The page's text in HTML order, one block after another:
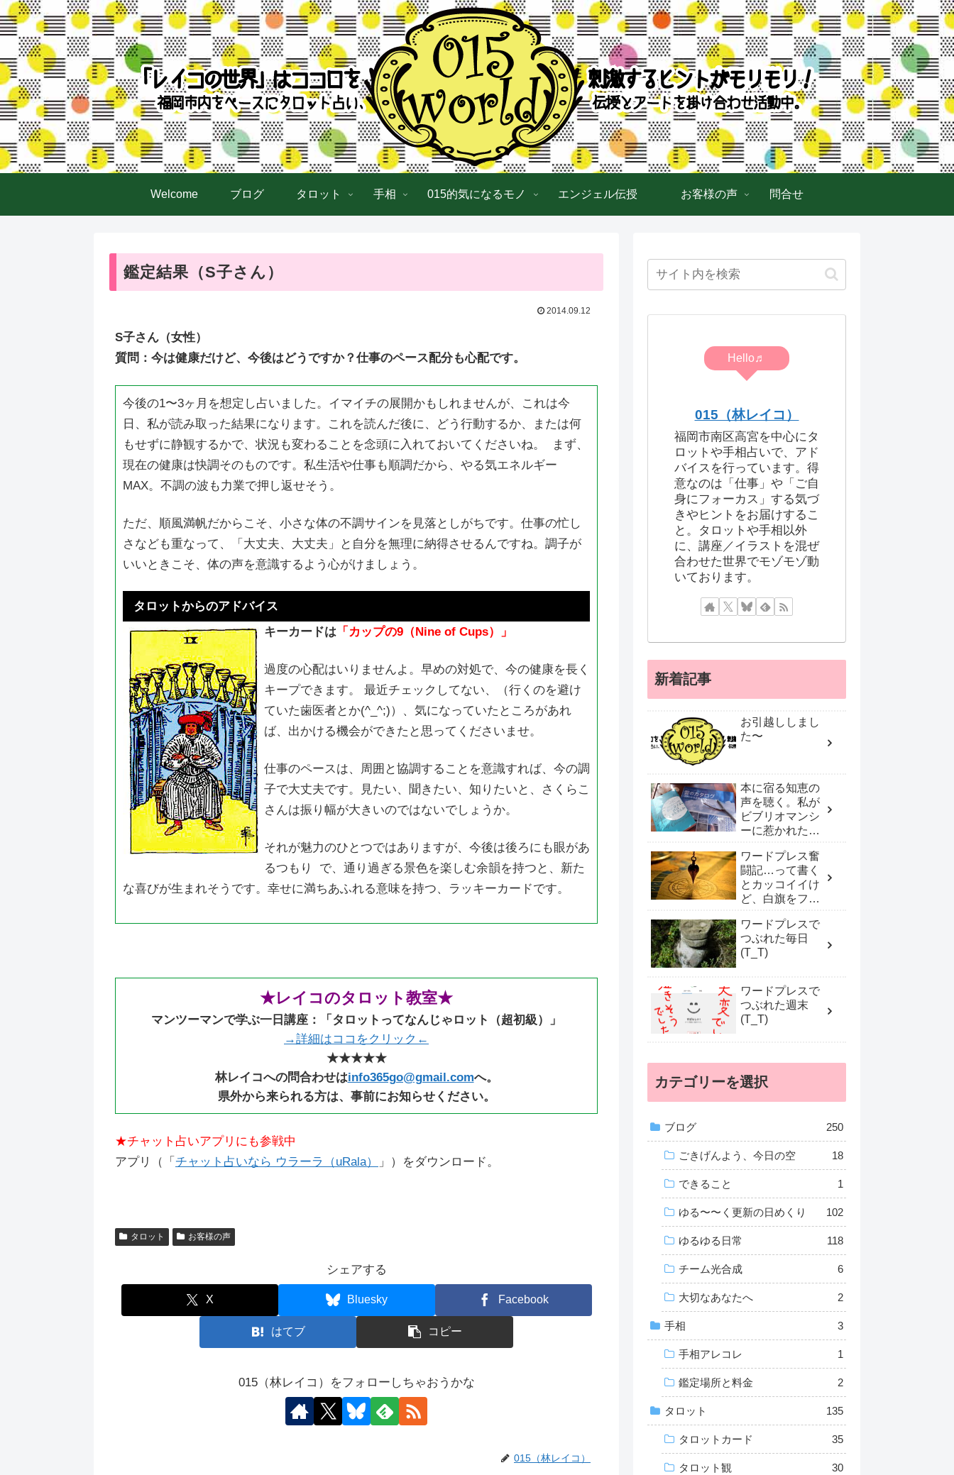
Welcome ブログ タロット 手相 015的気になるモノ エンジェル伝授 お客様の声 問合せ
鑑定結果（S子さん）
2014.09.12
S子さん（女性）
質問：今は健康だけど、今後はどうですか？仕事のペース配分も心配です。
今後の1〜3ヶ月を想定し占いました。イマイチの展開かもしれませんが、これは今
日、私が読み取った結果になります。これを読んだ後に、どう行動するか、または何
もせずに静観するかで、状況も変わることを念頭に入れておいてくださいね。 まず、
現在の健康は快調そのものです。私生活や仕事も順調だから、やる気エネルギー
MAX。不調の波も力業で押し返せそう。
ただ、順風満帆だからこそ、小さな体の不調サインを見落としがちです。仕事の忙し
さなども重なって、「大丈夫、大丈夫」と自分を無理に納得させるんですね。調子が
いいときこそ、体の声を意識するよう心がけましょう。
タロットからのアドバイス
キーカードは 「カップの9（ Nine of Cups） 」
過度の心配はいりませんよ。早めの対処で、今の健康を長く
キープできます。 最近チェックしてない、（行くのを避け
ていた歯医者とか(^_^;)）、気になっていたところがあれ
ば、出かける機会ができたと思ってくださいませ。
仕事のペースは、周囲と協調することを意識すれば、今の調
子で大丈夫です。見たい、聞きたい、知りたいと、さくらこ
さんは振り幅が大きいのではないでしょうか。
それが魅力のひとつではありますが、今後は後ろにも眼があ
るつもり で、通り過ぎる景色を楽しむ余韻を持つと、新た
な喜びが生まれそうです。幸せに満ちあふれる意味を持つ、ラッキーカードです。
★レイコのタロット教室★
マンツーマンで学ぶ一日講座：「タロットってなんじゃロット（超初級）」
→詳細はココをクリック←
★★★★★
林レイコへの問合わせはinfo365go@gmail.comへ。
県外から来られる方は、事前にお知らせください。
★チャット占いアプリにも参戦中
アプリ（「 チャット占いなら ウラーラ（uRala） 」）をダウンロード。
タロット お客様の声
シェアする
X Bluesky Facebook
はてブ コピー
015（林レイコ）をフォローしちゃおうかな
015（林レイコ）
Hello♬
015（林レイコ）
福岡市南区高宮を中心にタ
ロットや手相占いで、アド
バイスを行っています。得
意なのは「仕事」や「ご自
身にフォーカス」する気づ
きやヒントをお届けするこ
と。タロットや手相以外
に、講座／イラストを混ぜ
合わせた世界でモゾモゾ動
いております。
新着記事
お引越ししまし
た〜
本に宿る知恵の
声を聴く。私が
ビブリオマンシ
ーに惹かれたワ
ワードプレス奮
闘記…って書く
とカッコイイけ
ど、白旗をフリ
んだ！
ワードプレスで
つぶれた毎日
(T_T)
ワードプレスで
つぶれた週末
(T_T)
カテゴリーを選択
ブログ 250
ごきげんよう、今日の空 18
できること 1
ゆる〜〜く更新の日めくり 102
ゆるゆる日常 118
チーム光合成 6
大切なあなたへ 2
手相 3
手相アレコレ 1
鑑定場所と料金 2
タロット 135
タロットカード 35
タロット観 30